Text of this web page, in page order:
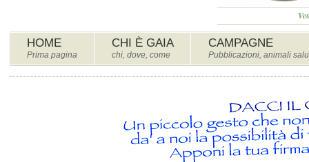
HOME
Prima pagina
CHI È GAIA
chi, dove, come
CAMPAGNE
Pubblicazioni, animali